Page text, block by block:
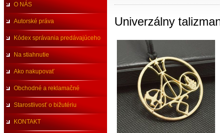
O NÁS
Autorské práva
Kódex správania predávajúceho
Na stiahnutie
Ako nakupovať
Obchodné a reklamačné
podmienky
Starostlivosť o bižutériu
KONTAKT
Univerzálny